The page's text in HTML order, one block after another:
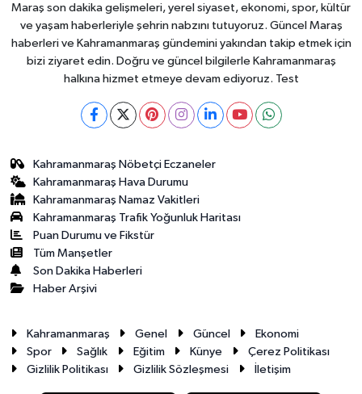
Maraş son dakika gelişmeleri, yerel siyaset, ekonomi, spor, kültür
ve yaşam haberleriyle şehrin nabzını tutuyoruz. Güncel Maraş
haberleri ve Kahramanmaraş gündemini yakından takip etmek için
bizi ziyaret edin. Doğru ve güncel bilgilerle Kahramanmaraş
halkına hizmet etmeye devam ediyoruz. Test
Kahramanmaraş Nöbetçi Eczaneler
Kahramanmaraş Hava Durumu
Kahramanmaraş Namaz Vakitleri
Kahramanmaraş Trafik Yoğunluk Haritası
Puan Durumu ve Fikstür
Tüm Manşetler
Son Dakika Haberleri
Haber Arşivi
Kahramanmaraş Genel Güncel
Ekonomi
Spor
Sağlık Eğitim Künye
Çerez Politikası
Gizlilik Politikası
Gizlilik Sözleşmesi İletişim